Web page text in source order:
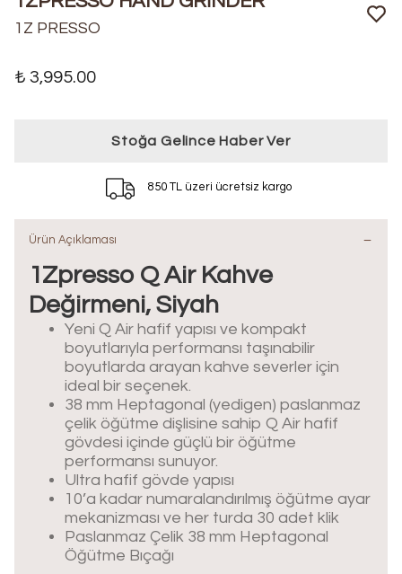
1Z PRESSO
₺ 3,995.00
Stoğa Gelince Haber Ver
850 TL üzeri ücretsiz kargo
Ürün Açıklaması
1Zpresso Q Air Kahve
Değirmeni, Siyah
Yeni Q Air hafif yapısı ve kompakt
boyutlarıyla performansı taşınabilir
boyutlarda arayan kahve severler için
ideal bir seçenek.
38 mm Heptagonal (yedigen) paslanmaz
çelik öğütme dişlisine sahip Q Air hafif
gövdesi içinde güçlü bir öğütme
performansı sunuyor.
Ultra hafif gövde yapısı
10’a kadar numaralandırılmış öğütme ayar
mekanizması ve her turda 30 adet klik
Paslanmaz Çelik 38 mm Heptagonal
Öğütme Bıçağı